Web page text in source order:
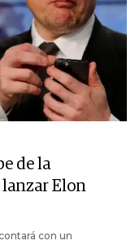
de la
Elon
con un